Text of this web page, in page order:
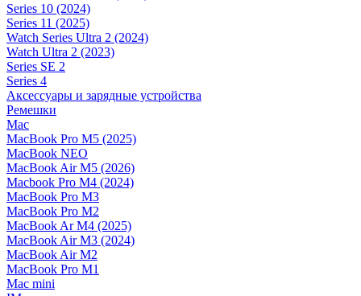
Series 10 (2024)
Series 11 (2025)
Watch Series Ultra 2 (2024)
Watch Ultra 2 (2023)
Series SE 2
Series 4
Аксессуары и зарядные устройства
Ремешки
Mac
MacBook Pro M5 (2025)
MacBook NEO
MacBook Air M5 (2026)
Macbook Pro M4 (2024)
MacBook Pro M3
MacBook Pro M2
MacBook Ar M4 (2025)
MacBook Air M3 (2024)
MacBook Air M2
MacBook Pro M1
Mac mini